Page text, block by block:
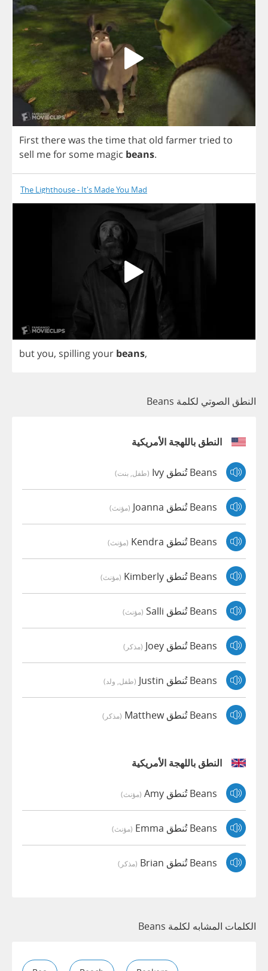
Firsttherewas thetimethat old farmertried to
sell mefor some magic beans.
The Lighthouse - It's Made You Mad
butyou, spillingyour beans,
النطق الصوتي لكلمة Beans
النطق باللهجة الأمريكية
Beans تُنطق Ivy (طفل, بنت)
Beans تُنطق Joanna (مؤنث)
Beans تُنطق Kendra (مؤنث)
Beans تُنطق Kimberly (مؤنث)
Beans تُنطق Salli (مؤنث)
Beans تُنطق Joey (مذكر)
Beans تُنطق Justin (طفل, ولد)
Beans تُنطق Matthew (مذكر)
النطق باللهجة الأمريكية
Beans تُنطق Amy (مؤنث)
Beans تُنطق Emma (مؤنث)
Beans تُنطق Brian (مذكر)
الكلمات المشابه لكلمة Beans